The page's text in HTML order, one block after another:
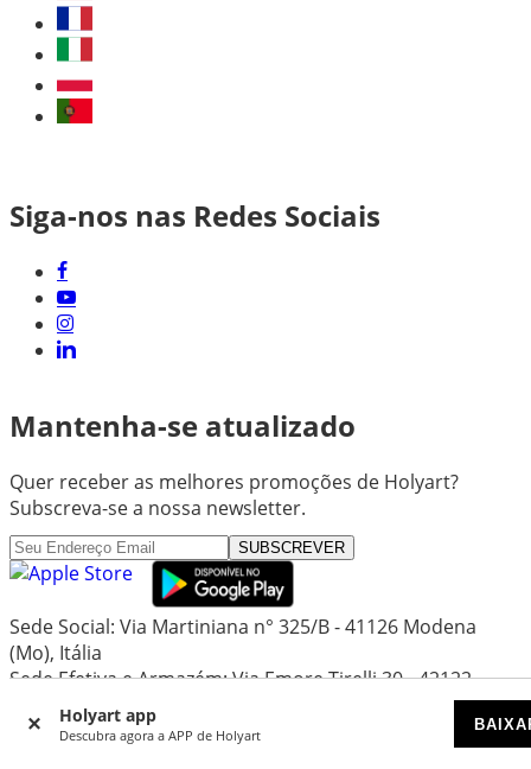
Holyart app
Descubra agora a APP de Holyart
Siga-nos nas Redes Sociais
Mantenha-se atualizado
Quer receber as melhores promoções de Holyart?
Subscreva-se a nossa newsletter.
SUBSCREVER
Sede Social: Via Martiniana n° 325/B - 41126 Modena
(Mo), Itália
Sede Efetiva e Armazém: Via Emore Tirelli 30 - 42122
Reggio Emilia (Re), Itália
Capital Social: 1.297.719,24 €